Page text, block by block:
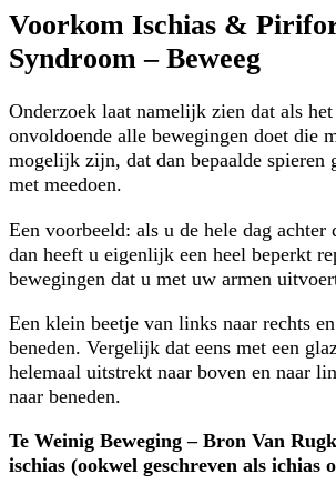
Voorkom Ischias &
Syndroom – Beweeg
Onderzoek laat namelijk zien dat als
onvoldoende alle bewegingen doet die
mogelijk zijn, dat dan bepaalde spieren
met meedoen.
Een voorbeeld: als u de hele dag achter
dan heeft u eigenlijk een heel beperkt
bewegingen dat u met uw armen
Een klein beetje van links naar rechts
beneden. Vergelijk dat eens met een
helemaal uitstrekt naar boven en naar
naar beneden.
Te Weinig Beweging – Bron Van
ischias (ookwel geschreven als ichias